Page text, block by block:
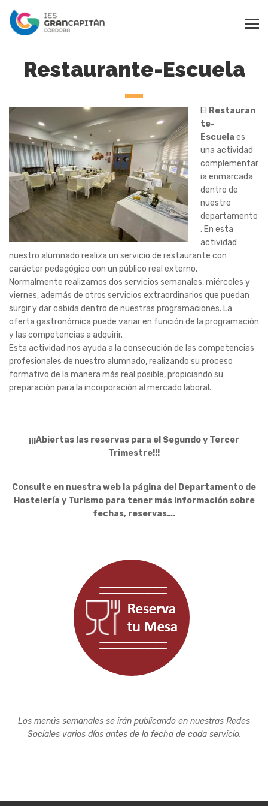
Restaurante-Escuela
El Restauran
te-
Escuela es
una actividad
complementar
ia enmarcada
dentro de
nuestro
departamento
. En esta
actividad
nuestro alumnado realiza un servicio de restaurante con
carácter pedagógico con un público real externo.
Normalmente realizamos dos servicios semanales, miércoles y
viernes, además de otros servicios extraordinarios que puedan
surgir y dar cabida dentro de nuestras programaciones. La
oferta gastronómica puede variar en función de la programación
y las competencias a adquirir.
Esta actividad nos ayuda a la consecución de las competencias
profesionales de nuestro alumnado, realizando su proceso
formativo de la manera más real posible, propiciando su
preparación para la incorporación al mercado laboral.
¡¡¡Abiertas las reservas para el Segundo y Tercer
Trimestre!!!
Consulte en nuestra web la página del Departamento de
Hostelería y Turismo para tener más información sobre
fechas, reservas….
Los menús semanales se irán publicando en nuestras Redes
Sociales varios días antes de la fecha de cada servicio.